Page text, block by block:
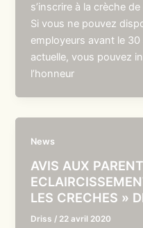
s’inscrire à la crèche
Si vous ne pouvez
employeurs avant le
actuelle, vous pouvez
l’honneur
News
AVIS AUX
LES CRECHES »
Driss / 22 avril 2020